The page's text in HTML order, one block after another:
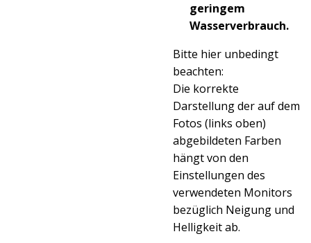
geringem
Wasserverbrauch.
Bitte hier unbedingt
beachten:
Die korrekte
Darstellung der auf dem
Fotos (links oben)
abgebildeten Farben
hängt von den
Einstellungen des
verwendeten Monitors
bezüglich Neigung und
Helligkeit ab.